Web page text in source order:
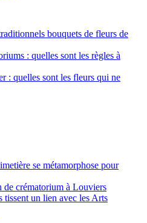
bouquets de fleurs de
: quelles sont les règles à
: quelles sont les fleurs qui ne
se métamorphose pour
crématorium à Louviers
tissent un lien avec les Arts